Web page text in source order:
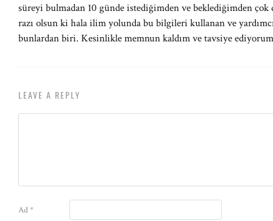
süreyi bulmadan 10 günde istediğimden ve beklediğimden çok
razı olsun ki hala ilim yolunda bu bilgileri kullanan ve
bunlardan biri. Kesinlikle memnun kaldım ve tavsiye
LEAVE A REPLY
Ad*